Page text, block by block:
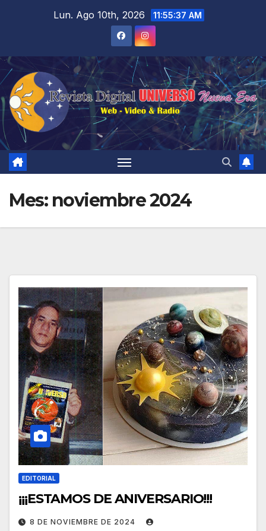
Lun. Ago 10th, 2026 11:55:38 AM
Mes: noviembre 2024
EDITORIAL
¡¡¡ESTAMOS DE ANIVERSARIO!!!
8 DE NOVIEMBRE DE 2024